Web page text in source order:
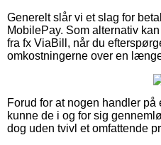
Generelt slår vi et slag for
MobilePay. Som alternativ
fra fx ViaBill, når du
omkostningerne over en
Forud for at nogen handler
kunne de i og for sig
dog uden tvivl et omfattende